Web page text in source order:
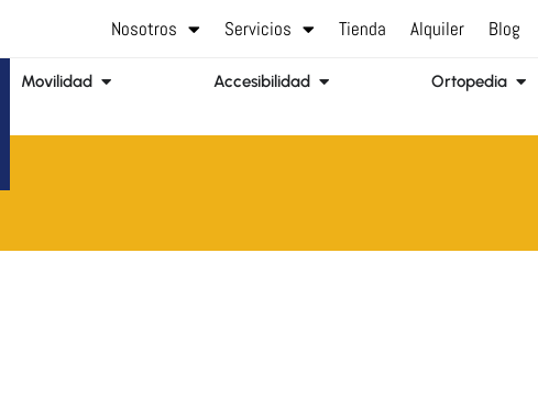
Nosotros Servicios Tienda Alquiler Blog
Movilidad Abrir Movilidad Accesibilidad Abrir AccesibilidadOrtopedia